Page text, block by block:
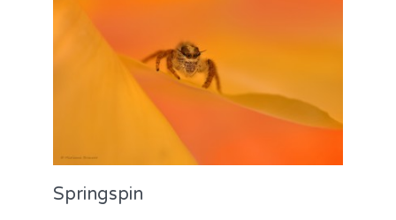
Springspin